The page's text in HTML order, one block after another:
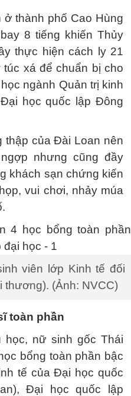
thành phố Cao Hùng
8 tiếng khiến Thủy
thực hiện cách ly 21
xá để chuẩn bị cho
ngành Quản trị kinh
học quốc lập Đông
thập của Đài Loan nên
nhưng cũng đầy
khách sạn chứng kiến
vui chơi, nhảy múa
viên lớp Kinh tế đối
thương). (Ảnh: NVCC)
toàn phần
nữ sinh gốc Thái
bổng toàn phần bậc
tế của Đại học quốc
Đại học quốc lập